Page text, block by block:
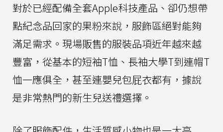
對於已經配備全套Apple科技產品、卻仍想帶
點紀念品回家的果粉來說，服飾區絕對能夠
滿足需求。現場販售的服裝品項近年越來越
豐富，從基本的短袖T恤、長袖大學T到連帽T
恤一應俱全，甚至連嬰兒包屁衣都有，據說
是非常熱門的新生兒送禮選擇。